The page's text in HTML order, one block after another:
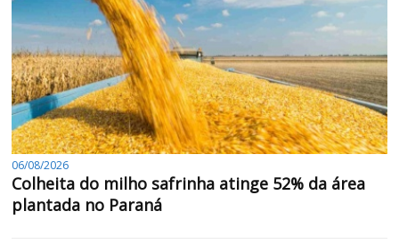
06/08/2026
Colheita do milho safrinha atinge 52% da área
plantada no Paraná